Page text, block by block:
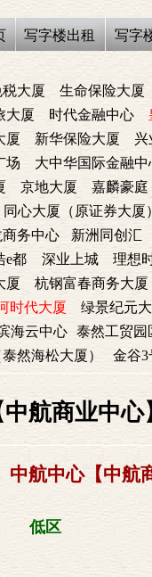
写字楼出租 写字
税大厦
生命保险大厦
大厦 时代金融中心
厦 新华保险大厦
兴
场
大中华国际金融中
京地大厦
嘉麟豪庭
同心大厦（原证券大厦
务中心
新洲同创汇
e都 深业上城
理想
厦
杭钢富春商务大厦
时代大厦
绿景纪元
海云中心 泰然工贸园
然海松大厦） 金谷
航商业中
中航中心【中航
低区